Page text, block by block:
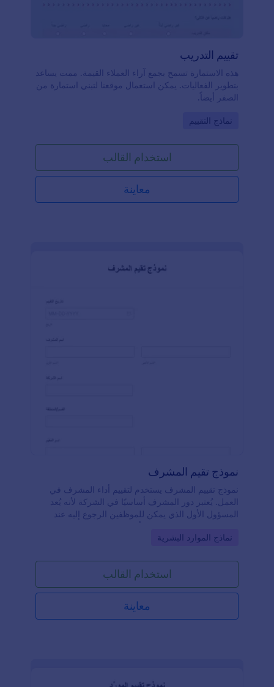
تقييم التدريب
هذه الاستمارة تسمح بجمع آراء العملاء القيمة. ممت يساعد
بتطوير الفعاليات. يمكن استعمال موقعنا لتبني استمارة من
الصفر أيضاً.
Go to Category:
نماذج التقييم
استخدام القالب
معاينة
نموذج تقيم المشرف
نموذج تقييم المشرف يستخدم لتقييم أداء المشرف في
العمل. يُعتبر دور المشرف أساسيًا في الشركة لأنه يُعد
المسؤول الأول الذي يمكن للموظفين الرجوع إليه عند
تحفيز الفريق والتأثير فيه بشكل فعّال لتحقيق الأهداف
معلومات المشرف ومهاراته في القيادة والإدارة والتواصل.
يتم تقييم كل سؤال متعلق بالمهارات باستخدام مقياس من
(١) وهو الأقل إلى (٥) وهو الأعلى. كما يحتوي النموذج على
حقول نصوص طويلة للإجابة على الأسئلة المفتوحة
المتعلقة بكل مهارة.باستخدام أداة حساب النماذج، يقوم
Go to Category:
نماذج الموارد البشرية
استخدام القالب
معاينة